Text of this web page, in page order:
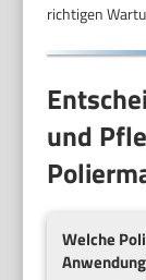
richtigen
und
Welche